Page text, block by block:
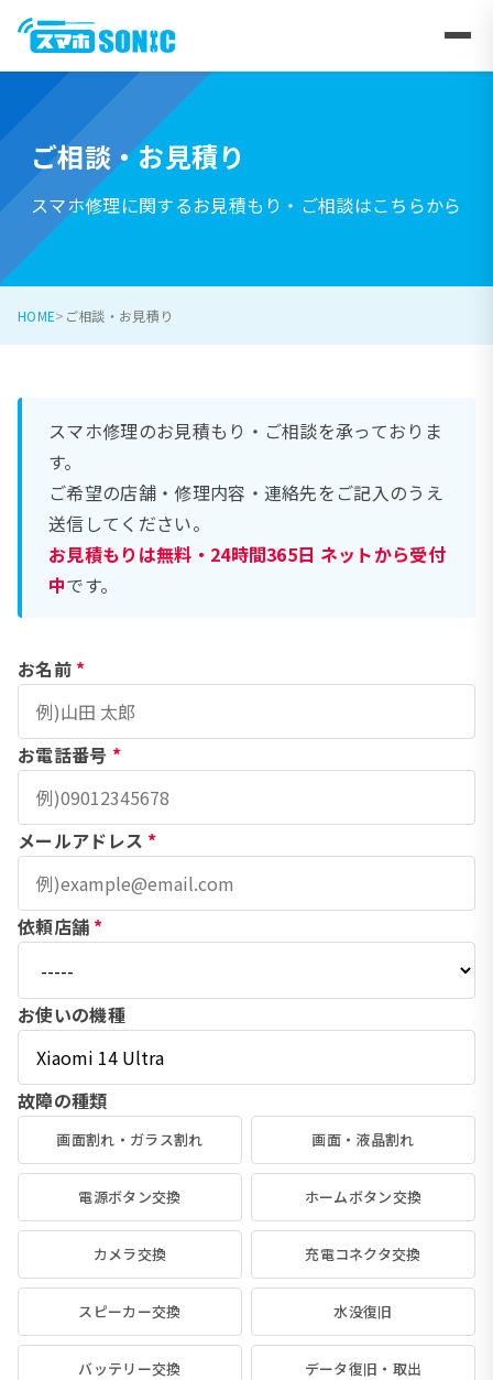
ご相談・お見積り
スマホ修理に関するお見積もり・ご相談はこちらから
HOME ご相談・お見積り
スマホ修理のお見積もり・ご相談を承っておりま
す。
ご希望の店舗・修理内容・連絡先をご記入のうえ
送信してください。
お見積もりは無料・24時間365日 ネットから受付
中です。
お名前 *
お電話番号 *
メールアドレス *
依頼店舗 *
お使いの機種
故障の種類
画面割れ・ガラス割れ 画面・液晶割れ
電源ボタン交換 ホームボタン交換
カメラ交換 充電コネクタ交換
スピーカー交換 水没復旧
バッテリー交換 データ復旧・取出